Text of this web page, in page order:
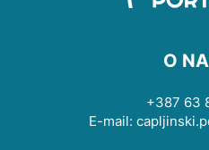
O
+387 63
E-mail: